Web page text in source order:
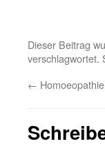
Dieser Beitrag
verschlagwortet.
←